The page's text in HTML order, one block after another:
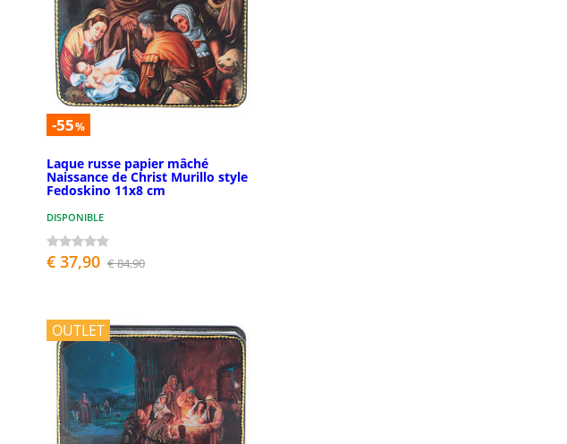
-55%
Laque russe papier mâché
Naissance de Christ Murillo style
Fedoskino 11x8 cm
DISPONIBLE
€ 37,90 € 84,90
OUTLET